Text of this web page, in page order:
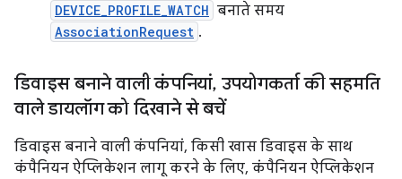
DEVICE_PROFILE_WATCH बनाते समय
AssociationRequest .
डिवाइस बनाने वाली कंपनियां, उपयोगकर्ता की सहमति
वाले डायलॉग को दिखाने से बचें
डिवाइस बनाने वाली कंपनियां, किसी खास डिवाइस के साथ
कंपैनियन ऐप्लिकेशन लागू करने के लिए, कंपैनियन ऐप्लिकेशन